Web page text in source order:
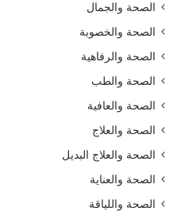
الصحة والجمال
الصحة والخصوبة
الصحة والرفاهية
الصحة والطب
الصحة والعافية
الصحة والعلاج
الصحة والعلاج البديل
الصحة والعناية
الصحة واللياقة